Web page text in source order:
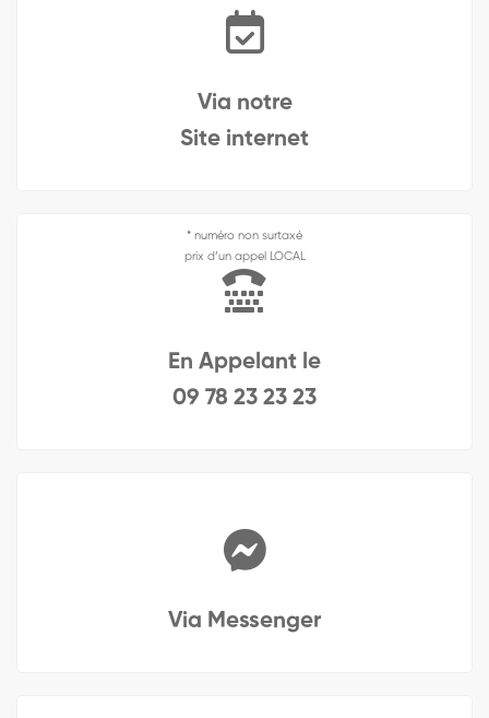
Via notre
Site internet
* numéro non surtaxé
prix d’un appel LOCAL
En Appelant le
09 78 23 23 23
Via Messenger